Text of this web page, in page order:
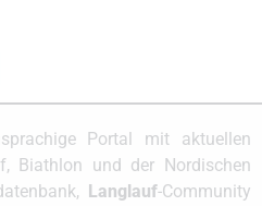
Portal mit aktuellen
Biathlon und der Nordischen
Langlauf-Community